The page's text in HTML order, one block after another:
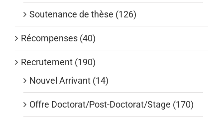
Soutenance de thèse (126)
Récompenses (40)
Recrutement (190)
Nouvel Arrivant (14)
Offre Doctorat/Post-Doctorat/Stage (170)